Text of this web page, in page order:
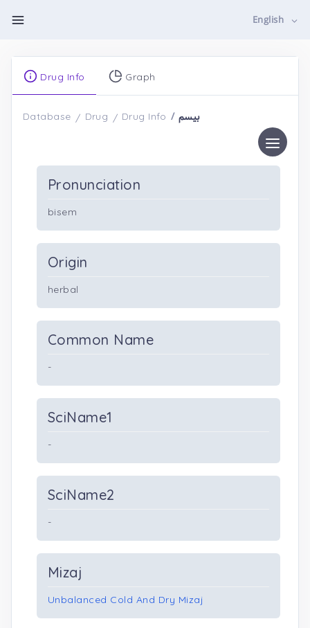
English
Drug Info Graph
Database Drug Drug Info بیسم
Pronunciation
bisem
Origin
herbal
Common Name
-
SciName1
-
SciName2
-
Mizaj
Unbalanced Cold And Dry Mizaj